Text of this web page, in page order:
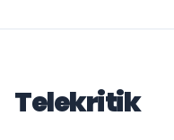
Telekritik